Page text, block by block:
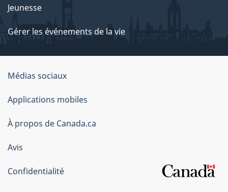
Jeunesse
Gérer les événements de la vie
Organisation
du
gouvernement
du
Canada
Médias sociaux
Applications mobiles
À propos de Canada.ca
Avis
Confidentialité